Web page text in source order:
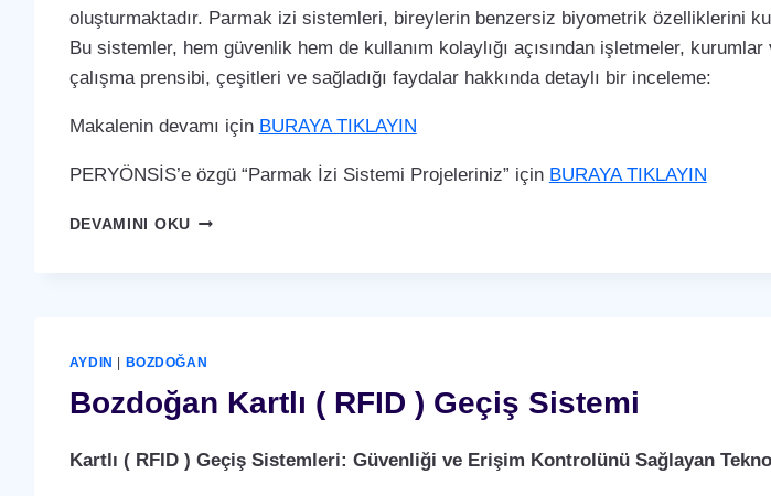
oluşturmaktadır. Parmak izi sistemleri, bireylerin benzersiz biyometrik özelliklerini
Bu sistemler, hem güvenlik hem de kullanım kolaylığı açısından işletmeler,
çalışma prensibi, çeşitleri ve sağladığı faydalar hakkında detaylı bir inceleme:
Makalenin devamı için BURAYA TIKLAYIN
PERYÖNSİS’e özgü “Parmak İzi Sistemi Projeleriniz” için BURAYA TIKLAYIN
DEVAMINI OKUBOZDOĞAN
AYDIN BOZDOĞAN
Bozdoğan Kartlı ( RFID ) Geçiş Sistemi
Kartlı ( RFID ) Geçiş Sistemleri: Güvenliği ve Erişim Kontrolünü Sağlayan